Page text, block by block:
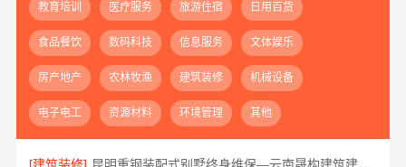
教育培训 医疗服务 旅游住宿 日用百货
食品餐饮 数码科技 信息服务 文体娱乐
房产地产 农林牧渔 建筑装修 机械设备
电子电工 资源材料 环境管理 其他